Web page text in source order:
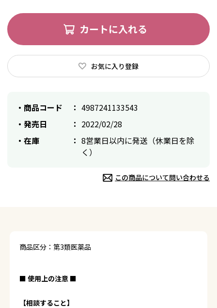
カートに入れる
お気に入り登録
商品コード
4987241133543
発売日
2022/02/28
在庫
8営業日以内に発送（休業日を除
く）
この商品について問い合わせる
商品区分：第3類医薬品
■ 使用上の注意 ■
【相談すること】